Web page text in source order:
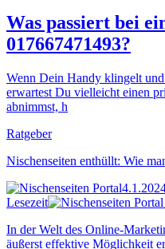
Was passiert bei
017667471493?
Wenn Dein Handy klingelt
erwartest Du vielleicht einen
abnimmst, h
Ratgeber
Nischenseiten enthüllt: Wie
Lesezeit
In der Welt des Online-
äußerst effektive Möglichkeit